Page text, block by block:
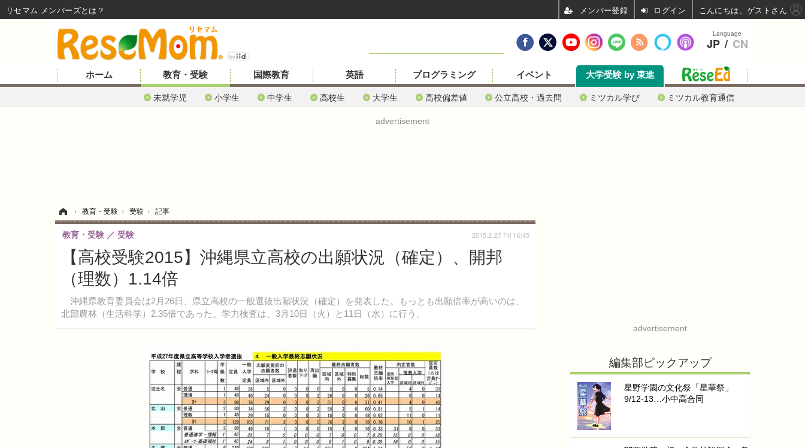
ホーム 教育・受験
未就学児 小学生 中学生 高校生 大学生 高校偏差値 公立高校・過去問 ミツカル学び ミツカル教育通信
国際教育 英語 プログラミング イベント 大学受験 by 東進
advertisement
› 教育・受験 › 受験 › 記事
【高校受験2015】沖縄県立高校の出願状況（確定）、開邦
（理数）1.14倍
沖縄県教育委員会は2月26日、県立高校の一般選抜出願状況（確定）を発表した。もっとも出願倍率が高いのは、
北部農林（生活科学）2.35倍であった。学力検査は、3月10日（火）と11日（水）に行う。
教育・受験 受験 2015.2.27 Fri 16:45
advertisement
編集部ピックアップ
星野学園の文化祭「星華祭」
9/12-13…小中高合同
Language
JP / CN
リセマム メンバーズ ログイン こんにちは、ゲストさん